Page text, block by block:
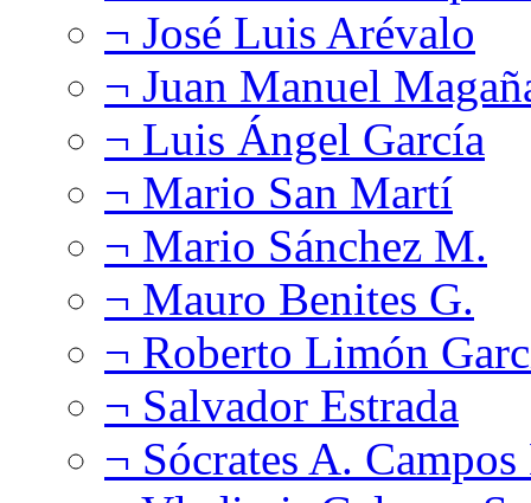
¬ José Luis Arévalo
¬ Juan Manuel
¬ Luis Ángel García
¬ Mario San Martí
¬ Mario Sánchez M.
¬ Mauro Benites G.
¬ Roberto Limón
¬ Salvador Estrada
¬ Sócrates A.